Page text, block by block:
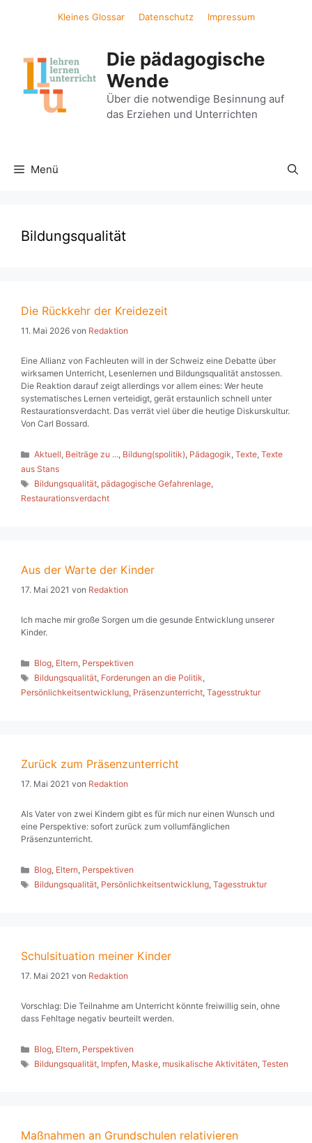
Kleines Glossar Datenschutz Impressum
Die pädagogische
Wende
Über die notwendige Besinnung auf
das Erziehen und Unterrichten
Menü
Bildungsqualität
Die Rückkehr der Kreidezeit
11. Mai 2026 von Redaktion
Eine Allianz von Fachleuten will in der Schweiz eine Debatte über
wirksamen Unterricht, Lesenlernen und Bildungsqualität anstossen.
Die Reaktion darauf zeigt allerdings vor allem eines: Wer heute
systematisches Lernen verteidigt, gerät erstaunlich schnell unter
Restaurationsverdacht. Das verrät viel über die heutige Diskurskultur.
Von Carl Bossard.
Kategorien
Aktuell, Beiträge zu ..., Bildung(spolitik), Pädagogik,Texte,Texte
aus Stans
Schlagwörter
Bildungsqualität, pädagogische Gefahrenlage,
Restaurationsverdacht
Aus der Warte der Kinder
17. Mai 2021 von Redaktion
Ich mache mir große Sorgen um die gesunde Entwicklung unserer
Kinder.
Kategorien
Blog, Eltern, Perspektiven
Schlagwörter
Bildungsqualität, Forderungen an die Politik,
Persönlichkeitsentwicklung, Präsenzunterricht, Tagesstruktur
Zurück zum Präsenzunterricht
17. Mai 2021 von Redaktion
Als Vater von zwei Kindern gibt es für mich nur einen Wunsch und
eine Perspektive: sofort zurück zum vollumfänglichen
Präsenzunterricht.
Kategorien
Blog, Eltern, Perspektiven
Schlagwörter
Bildungsqualität, Persönlichkeitsentwicklung,Tagesstruktur
Schulsituation meiner Kinder
17. Mai 2021 von Redaktion
Vorschlag: Die Teilnahme am Unterricht könnte freiwillig sein, ohne
dass Fehltage negativ beurteilt werden.
Kategorien
Blog, Eltern, Perspektiven
Schlagwörter
Bildungsqualität, Impfen, Maske, musikalische Aktivitäten,Testen
Maßnahmen an Grundschulen relativieren